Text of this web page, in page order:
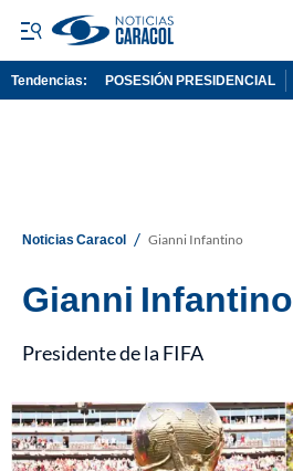
Tendencias: POSESIÓN PRESIDENCIAL
Noticias Caracol / Gianni Infantino
Gianni Infantino
Presidente de la FIFA